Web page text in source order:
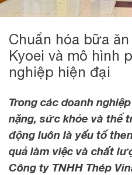
Chuẩn hóa bữa
Kyoei và mô hình
nghiệp hiện đại
Trong các doanh
nặng, sức khỏe và thể
động luôn là yếu tố
quả làm việc và chất
Công ty TNHH Thép